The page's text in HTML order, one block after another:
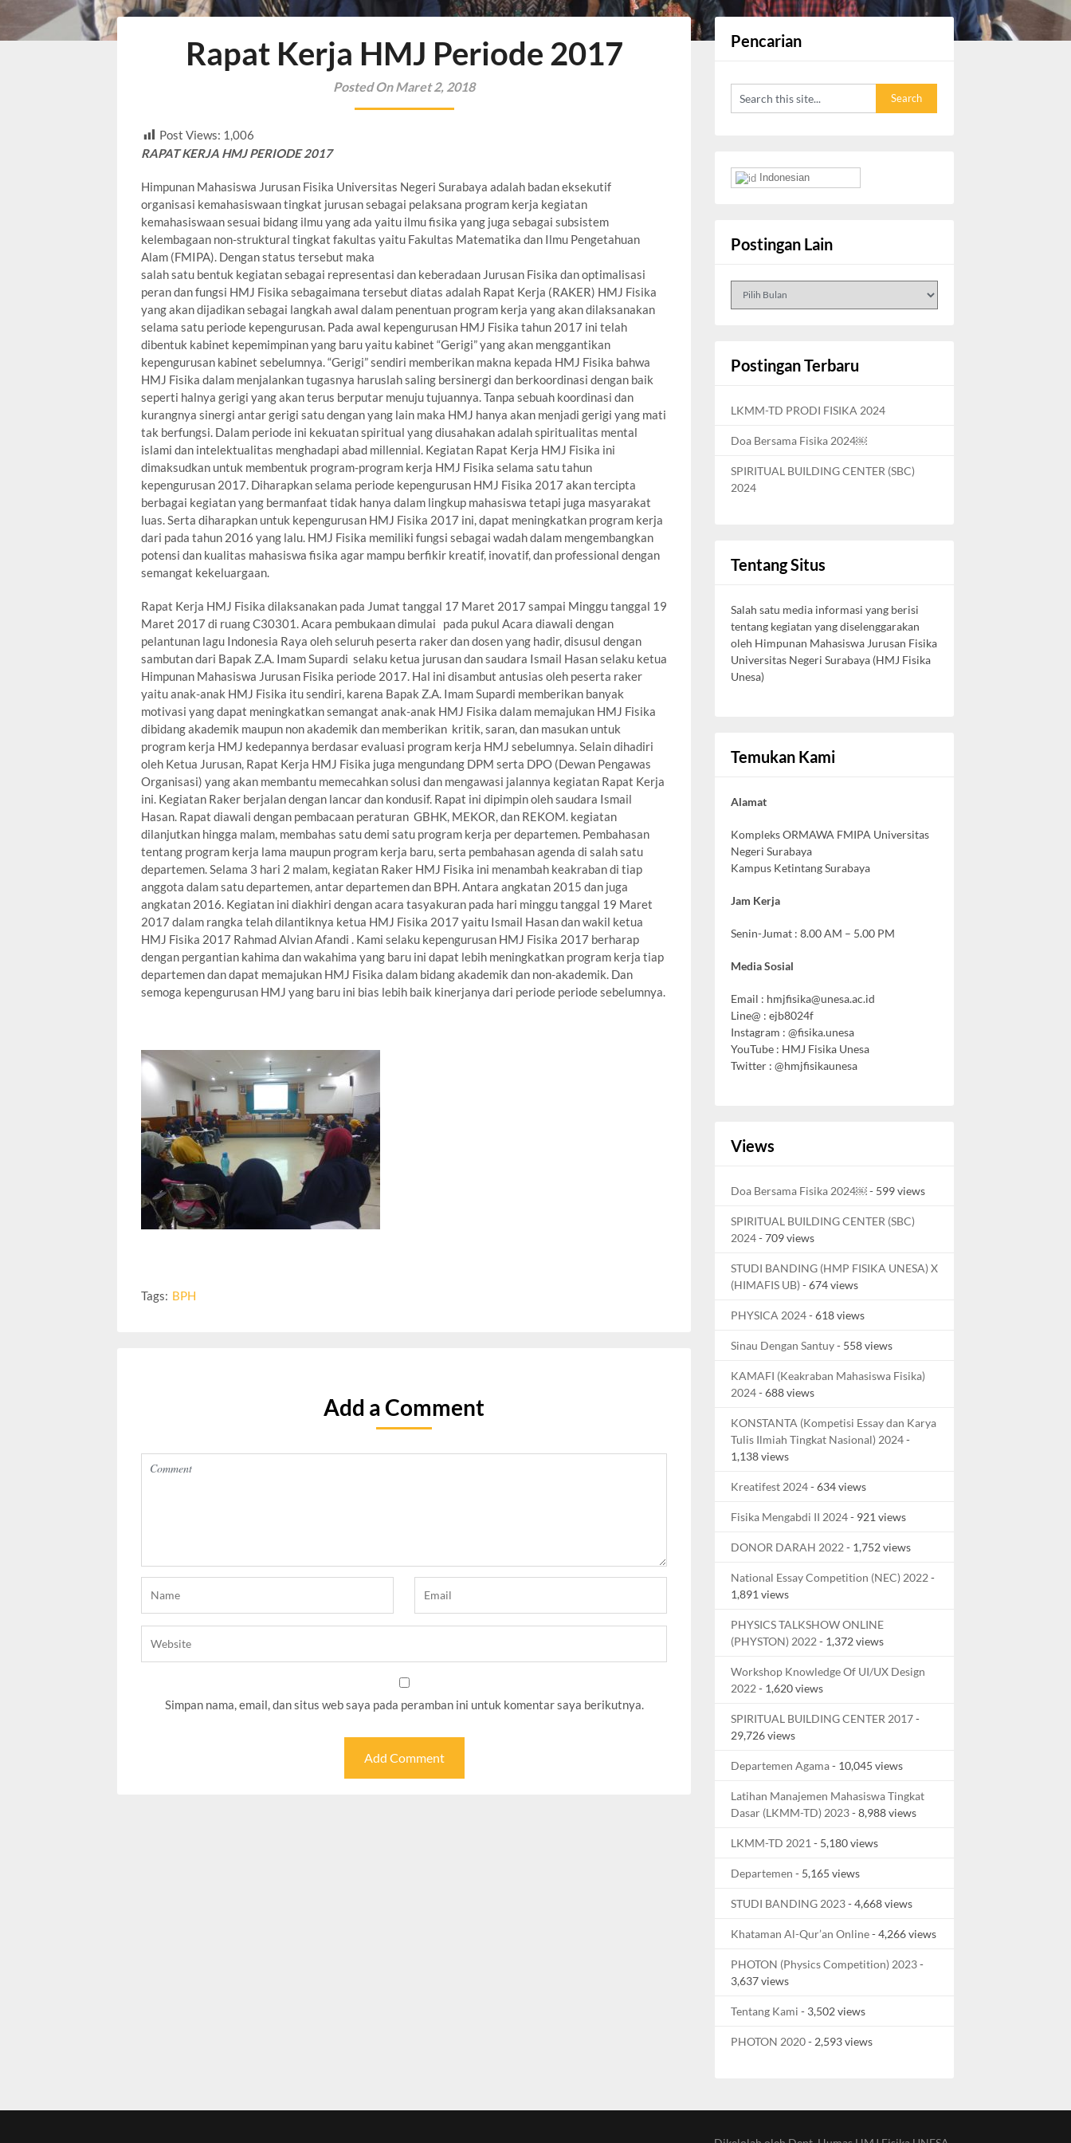
Rapat Kerja HMJ Periode 2017
Posted On Maret 2, 2018
Post Views: 1,006
RAPAT KERJA HMJ PERIODE 2017
Himpunan Mahasiswa Jurusan Fisika Universitas Negeri Surabaya adalah badan eksekutif
organisasi kemahasiswaan tingkat jurusan sebagai pelaksana program kerja kegiatan
kemahasiswaan sesuai bidang ilmu yang ada yaitu ilmu fisika yang juga sebagai subsistem
kelembagaan non-struktural tingkat fakultas yaitu Fakultas Matematika dan Ilmu Pengetahuan
Alam (FMIPA). Dengan status tersebut maka
salah satu bentuk kegiatan sebagai representasi dan keberadaan Jurusan Fisika dan optimalisasi
peran dan fungsi HMJ Fisika sebagaimana tersebut diatas adalah Rapat Kerja (RAKER) HMJ Fisika
yang akan dijadikan sebagai langkah awal dalam penentuan program kerja yang akan dilaksanakan
selama satu periode kepengurusan. Pada awal kepengurusan HMJ Fisika tahun 2017 ini telah
dibentuk kabinet kepemimpinan yang baru yaitu kabinet “Gerigi” yang akan menggantikan
kepengurusan kabinet sebelumnya. “Gerigi” sendiri memberikan makna kepada HMJ Fisika bahwa
HMJ Fisika dalam menjalankan tugasnya haruslah saling bersinergi dan berkoordinasi dengan baik
seperti halnya gerigi yang akan terus berputar menuju tujuannya. Tanpa sebuah koordinasi dan
kurangnya sinergi antar gerigi satu dengan yang lain maka HMJ hanya akan menjadi gerigi yang mati
tak berfungsi. Dalam periode ini kekuatan spiritual yang diusahakan adalah spiritualitas mental
islami dan intelektualitas menghadapi abad millennial. Kegiatan Rapat Kerja HMJ Fisika ini
dimaksudkan untuk membentuk program-program kerja HMJ Fisika selama satu tahun
kepengurusan 2017. Diharapkan selama periode kepengurusan HMJ Fisika 2017 akan tercipta
berbagai kegiatan yang bermanfaat tidak hanya dalam lingkup mahasiswa tetapi juga masyarakat
luas. Serta diharapkan untuk kepengurusan HMJ Fisika 2017 ini, dapat meningkatkan program kerja
dari pada tahun 2016 yang lalu. HMJ Fisika memiliki fungsi sebagai wadah dalam mengembangkan
potensi dan kualitas mahasiswa fisika agar mampu berfikir kreatif, inovatif, dan professional dengan
semangat kekeluargaan.
Rapat Kerja HMJ Fisika dilaksanakan pada Jumat tanggal 17 Maret 2017 sampai Minggu tanggal 19
Maret 2017 di ruang C30301. Acara pembukaan dimulai pada pukul Acara diawali dengan
pelantunan lagu Indonesia Raya oleh seluruh peserta raker dan dosen yang hadir, disusul dengan
sambutan dari Bapak Z.A. Imam Supardi selaku ketua jurusan dan saudara Ismail Hasan selaku ketua
Himpunan Mahasiswa Jurusan Fisika periode 2017. Hal ini disambut antusias oleh peserta raker
yaitu anak-anak HMJ Fisika itu sendiri, karena Bapak Z.A. Imam Supardi memberikan banyak
motivasi yang dapat meningkatkan semangat anak-anak HMJ Fisika dalam memajukan HMJ Fisika
dibidang akademik maupun non akademik dan memberikan kritik, saran, dan masukan untuk
program kerja HMJ kedepannya berdasar evaluasi program kerja HMJ sebelumnya. Selain dihadiri
oleh Ketua Jurusan, Rapat Kerja HMJ Fisika juga mengundang DPM serta DPO (Dewan Pengawas
Organisasi) yang akan membantu memecahkan solusi dan mengawasi jalannya kegiatan Rapat Kerja
ini. Kegiatan Raker berjalan dengan lancar dan kondusif. Rapat ini dipimpin oleh saudara Ismail
Hasan. Rapat diawali dengan pembacaan peraturan GBHK, MEKOR, dan REKOM. kegiatan
dilanjutkan hingga malam, membahas satu demi satu program kerja per departemen. Pembahasan
tentang program kerja lama maupun program kerja baru, serta pembahasan agenda di salah satu
departemen. Selama 3 hari 2 malam, kegiatan Raker HMJ Fisika ini menambah keakraban di tiap
anggota dalam satu departemen, antar departemen dan BPH. Antara angkatan 2015 dan juga
angkatan 2016. Kegiatan ini diakhiri dengan acara tasyakuran pada hari minggu tanggal 19 Maret
2017 dalam rangka telah dilantiknya ketua HMJ Fisika 2017 yaitu Ismail Hasan dan wakil ketua
HMJ Fisika 2017 Rahmad Alvian Afandi . Kami selaku kepengurusan HMJ Fisika 2017 berharap
dengan pergantian kahima dan wakahima yang baru ini dapat lebih meningkatkan program kerja tiap
departemen dan dapat memajukan HMJ Fisika dalam bidang akademik dan non-akademik. Dan
semoga kepengurusan HMJ yang baru ini bias lebih baik kinerjanya dari periode periode sebelumnya.
Tags: BPH
Add a Comment
Simpan nama, email, dan situs web saya pada peramban ini untuk komentar saya berikutnya.
Pencarian
Indonesian
Postingan Lain
Postingan
Postingan Terbaru
LKMM-TD PRODI FISIKA 2024
Doa Bersama Fisika 2024￼
SPIRITUAL BUILDING CENTER (SBC)
2024
Tentang Situs
Salah satu media informasi yang berisi
tentang kegiatan yang diselenggarakan
oleh Himpunan Mahasiswa Jurusan Fisika
Universitas Negeri Surabaya (HMJ Fisika
Unesa)
Temukan Kami
Alamat
Kompleks ORMAWA FMIPA Universitas
Negeri Surabaya
Kampus Ketintang Surabaya
Jam Kerja
Senin-Jumat : 8.00 AM – 5.00 PM
Media Sosial
Email : hmjfisika@unesa.ac.id
Line@ : ejb8024f
Instagram : @fisika.unesa
YouTube : HMJ Fisika Unesa
Twitter : @hmjfisikaunesa
Views
Doa Bersama Fisika 2024￼- 599 views
SPIRITUAL BUILDING CENTER (SBC)
2024- 709 views
STUDI BANDING (HMP FISIKA UNESA) X
(HIMAFIS UB) - 674 views
PHYSICA 2024- 618 views
Sinau Dengan Santuy- 558 views
KAMAFI (Keakraban Mahasiswa Fisika)
2024- 688 views
KONSTANTA (Kompetisi Essay dan Karya
Tulis Ilmiah Tingkat Nasional) 2024-
1,138 views
Kreatifest 2024- 634 views
Fisika Mengabdi II 2024- 921 views
DONOR DARAH 2022 - 1,752 views
National Essay Competition (NEC) 2022 -
1,891 views
PHYSICS TALKSHOW ONLINE
(PHYSTON) 2022 - 1,372 views
Workshop Knowledge Of UI/UX Design
2022 - 1,620 views
SPIRITUAL BUILDING CENTER 2017-
29,726 views
Departemen Agama- 10,045 views
Latihan Manajemen Mahasiswa Tingkat
Dasar (LKMM-TD) 2023- 8,988 views
LKMM-TD 2021 - 5,180 views
Departemen - 5,165 views
STUDI BANDING 2023- 4,668 views
Khataman Al-Qur’an Online- 4,266 views
PHOTON (Physics Competition) 2023-
3,637 views
Tentang Kami - 3,502 views
PHOTON 2020- 2,593 views